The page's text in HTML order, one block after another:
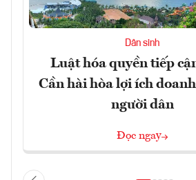
Dân sinh
Luật hóa quyền tiếp
Cần hài hòa lợi ích
người dân
Đọc ngay